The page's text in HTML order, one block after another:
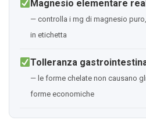
Magnesio elementare
— controlla i mg di magnesio
in etichetta
Tolleranza
— le forme chelate non causano
forme economiche